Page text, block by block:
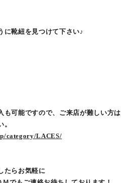
に靴紐を見つけて下さい♪
も可能ですので、ご来店が難しい方は
category/LACES/
たらお気軽に